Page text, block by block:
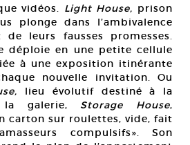
vidéos. Light House, prison
plonge dans l’ambivalence
leurs fausses promesses.
déploie en une petite cellule
à une exposition itinérante
nouvelle invitation. Ou
lieu évolutif destiné à la
la galerie, Storage House,
carton sur roulettes, vide, fait
compulsifs». Son